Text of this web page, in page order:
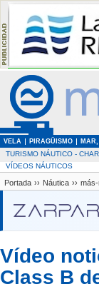
VELA PIRAGÜISMO
TURISMO NÁUTICO -
VÍDEOS NÁUTICOS
Portada ›› Náutica ››
Vídeo
Class B